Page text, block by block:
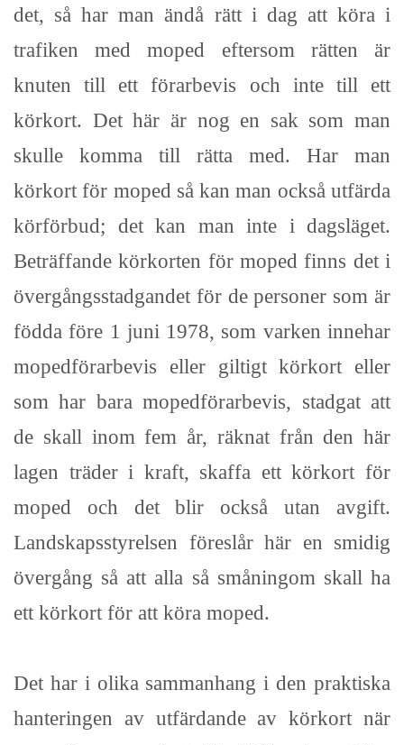
det, så har man ändå rätt i dag att köra i
trafiken med moped eftersom rätten är
knuten till ett förarbevis och inte till ett
körkort. Det här är nog en sak som man
skulle komma till rätta med. Har man
körkort för moped så kan man också utfärda
körförbud; det kan man inte i dagsläget.
Beträffande körkorten för moped finns det i
övergångsstadgandet för de personer som är
födda före 1 juni 1978, som varken innehar
mopedförarbevis eller giltigt körkort eller
som har bara mopedförarbevis, stadgat att
de skall inom fem år, räknat från den här
lagen träder i kraft, skaffa ett körkort för
moped och det blir också utan avgift.
Landskapsstyrelsen föreslår här en smidig
övergång så att alla så småningom skall ha
ett körkort för att köra moped.
Det har i olika sammanhang i den praktiska
hanteringen av utfärdande av körkort när